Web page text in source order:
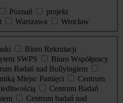
Poznań
projekt
Warszawa
Wrocław
Biuro Rekrutacji
SWPS
Biuro Współpracy
Badań nad Bullyingiem
Miejsc Pamięci
Centrum
Centrum Badań
Centrum badań nad